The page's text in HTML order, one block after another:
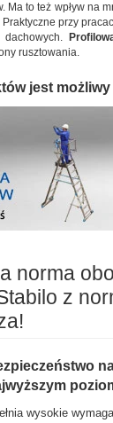
Ma to też wpływ na
Praktyczne przy
rusztowania.
jest
norma
z
wysokie